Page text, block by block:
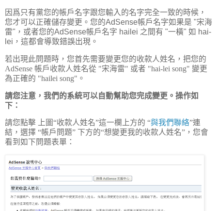
因爲只有黨您的帳戶名字跟您輸入的名字完全一致的時候，
您才可以正確儲存變更。您的AdSense帳戶名字如果是 "宋海
雷"，或者您的AdSense帳戶名字 hailei 之間有 "一橫" 如 hai-
lei，這都會導致錯誤出現。
若出現此問題時，您首先需要變更您的收款人姓名，把您的
AdSense 帳戶收款人姓名從 "宋海雷" 或者 "hai-lei song" 變更
為正確的 "hailei song"。
請您注意，我們的系統可以自動幫助您完成變更。操作如
下：
請您點擊 上圖“收款人姓名”這一欄上方的 “與我們聯絡”連
結，選擇 “帳戶問題” 下方的“想變更我的收款人姓名”，您會
看到如下問題表單：